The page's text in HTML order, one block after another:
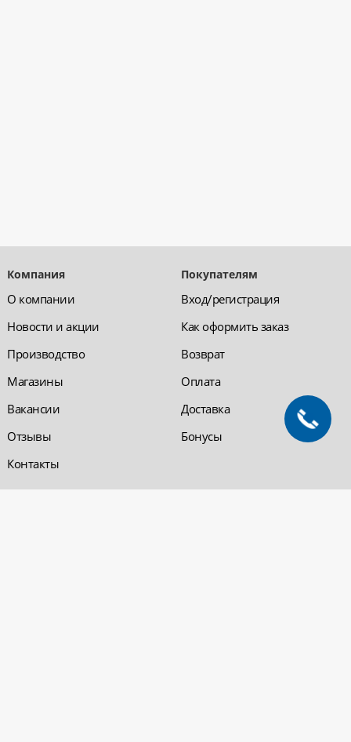
Компания
О компании
Новости и акции
Производство
Магазины
Вакансии
Отзывы
Контакты
Покупателям
Вход/регистрация
Как оформить заказ
Возврат
Оплата
Доставка
Бонусы
Обратная связь Компания «220 ВСЯ